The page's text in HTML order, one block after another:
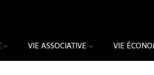
VIE ASSOCIATIVE VIE